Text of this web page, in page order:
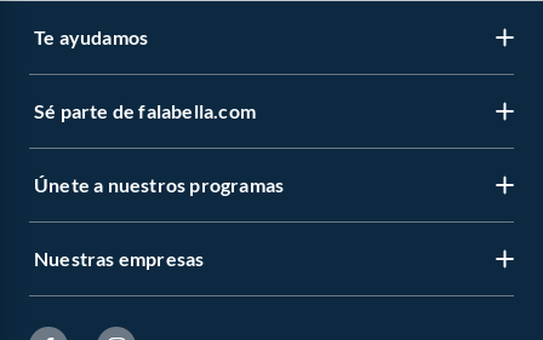
Te ayudamos
Sé parte de falabella.com
Únete a nuestros programas
Nuestras empresas